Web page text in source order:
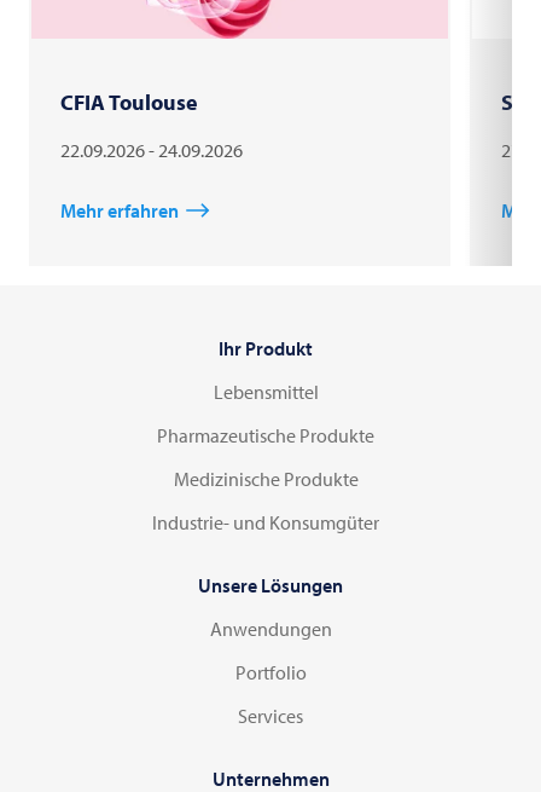
CFIA Toulouse
22.09.2026 - 24.09.2026
Mehr erfahren
Ihr Produkt
Lebensmittel
Pharmazeutische Produkte
Medizinische Produkte
Industrie- und Konsumgüter
Unsere Lösungen
Anwendungen
Portfolio
Services
Unternehmen